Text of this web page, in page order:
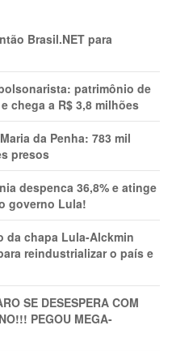
Brasil.NET para
patrimônio de
chega a R$ 3,8 milhões
da Penha: 783 mil
presos
despenca 36,8% e atinge
governo Lula!
da chapa Lula-Alckmin
reindustrializar o país e
SE DESESPERA COM
PEGOU MEGA-